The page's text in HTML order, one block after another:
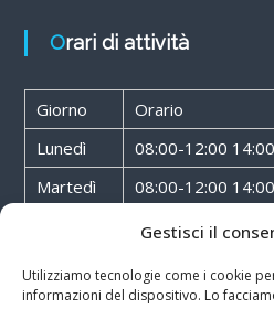
Gestisci il
Utilizziamo tecnologie come i cookie
informazioni del dispositivo. Lo
Orari di attività
Giorno
Orario
Lunedì
08:00-12:00
Martedì
08:00-12:00
08:00-12:00
Giovedì
08:00-12:00
Venerdì
08:00-12:00